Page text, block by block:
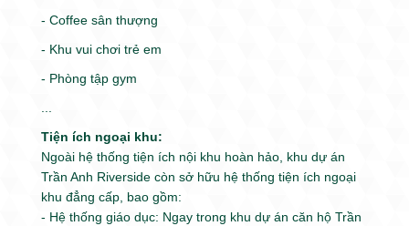
- Coffee sân thượng
- Khu vui chơi trẻ em
- Phòng tập gym
...
Tiện ích ngoại khu:
Ngoài hệ thống tiện ích nội khu hoàn hảo, khu dự án
Trần Anh Riverside còn sở hữu hệ thống tiện ích ngoại
khu đẳng cấp, bao gồm:
- Hệ thống giáo dục: Ngay trong khu dự án căn hộ Trần